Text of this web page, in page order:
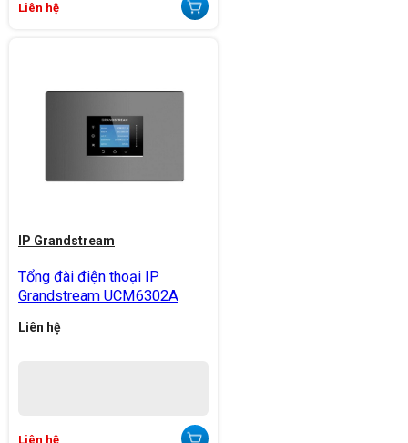
Liên hệ
IP Grandstream
Tổng đài điện thoại IP
Grandstream UCM6302A
Liên hệ
Liên hệ